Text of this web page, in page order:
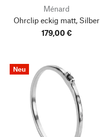
Ménard
Ohrclip eckig matt, Silber
179,00 €
Neu